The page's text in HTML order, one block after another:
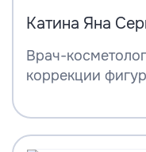
Катина Яна
Врач-
коррекции